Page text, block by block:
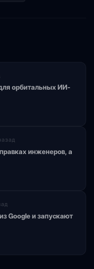
орбитальных ИИ-
инженеров, а
Google и запускают